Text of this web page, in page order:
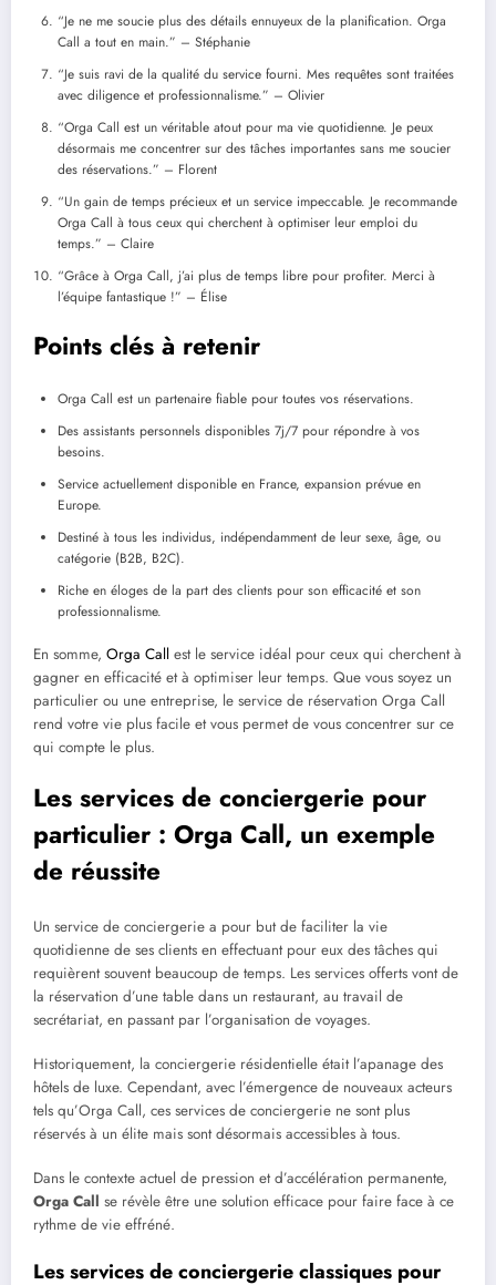
“Je ne me soucie plus des détails ennuyeux de la planification. Orga
Call a tout en main.” – Stéphanie
“Je suis ravi de la qualité du service fourni. Mes requêtes sont traitées
avec diligence et professionnalisme.” – Olivier
“Orga Call est un véritable atout pour ma vie quotidienne. Je peux
désormais me concentrer sur des tâches importantes sans me soucier
des réservations.” – Florent
“Un gain de temps précieux et un service impeccable. Je recommande
Orga Call à tous ceux qui cherchent à optimiser leur emploi du
temps.” – Claire
“Grâce à Orga Call, j’ai plus de temps libre pour profiter. Merci à
l’équipe fantastique !” – Élise
Points clés à retenir
Orga Call est un partenaire fiable pour toutes vos réservations.
Des assistants personnels disponibles 7j/7 pour répondre à vos
besoins.
Service actuellement disponible en France, expansion prévue en
Europe.
Destiné à tous les individus, indépendamment de leur sexe, âge, ou
catégorie (B2B, B2C).
Riche en éloges de la part des clients pour son efficacité et son
professionnalisme.
En somme, Orga Call est le service idéal pour ceux qui cherchent à
gagner en efficacité et à optimiser leur temps. Que vous soyez un
particulier ou une entreprise, le service de réservation Orga Call
rend votre vie plus facile et vous permet de vous concentrer sur ce
qui compte le plus.
Les services de conciergerie pour
particulier : Orga Call, un exemple
de réussite
Un service de conciergerie a pour but de faciliter la vie
quotidienne de ses clients en effectuant pour eux des tâches qui
requièrent souvent beaucoup de temps. Les services offerts vont de
la réservation d’une table dans un restaurant, au travail de
secrétariat, en passant par l’organisation de voyages.
Historiquement, la conciergerie résidentielle était l’apanage des
hôtels de luxe. Cependant, avec l’émergence de nouveaux acteurs
tels qu’Orga Call, ces services de conciergerie ne sont plus
réservés à un élite mais sont désormais accessibles à tous.
Dans le contexte actuel de pression et d’accélération permanente,
Orga Call se révèle être une solution efficace pour faire face à ce
rythme de vie effréné.
Les services de conciergerie classiques pour